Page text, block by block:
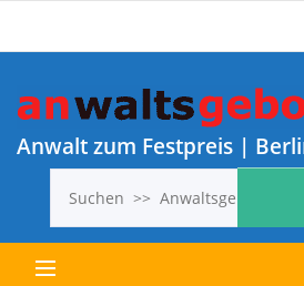
Anwalt? Jetzt KOSTENLOS
ANWALTSGEBOT KOSTENLOS
Anwalt zum Festpreis |